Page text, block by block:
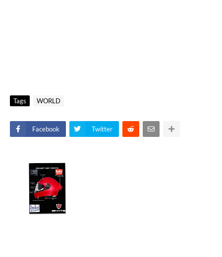
Tags WORLD
Facebook Twitter